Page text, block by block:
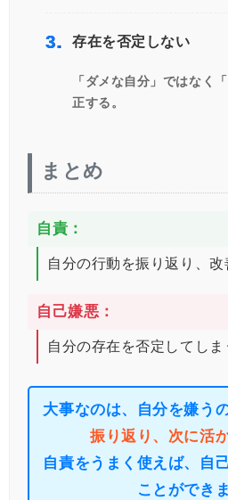
3. 存在を否定しない
「ダメな自分」ではなく
正する。
まとめ
自責：
自分の行動を振り返り、
自己嫌悪：
自分の存在を否定してしま
大事なのは、自分を嫌う
振り返り、次に活
自責をうまく使えば、自
ことができ